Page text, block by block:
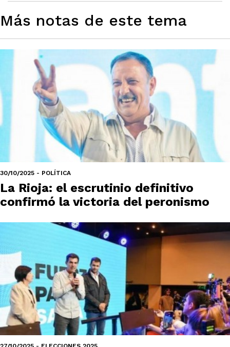
Más notas de este tema
30/10/2025 - POLÍTICA
La Rioja: el escrutinio definitivo
confirmó la victoria del peronismo